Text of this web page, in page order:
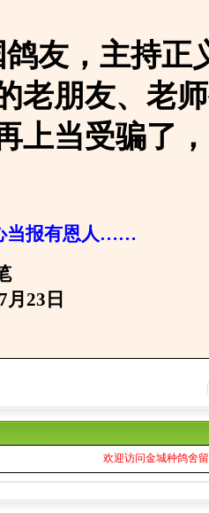
友，主持正
老朋友、老
当受骗了
当报有恩人……
日
欢迎访问金城种鸽舍留言